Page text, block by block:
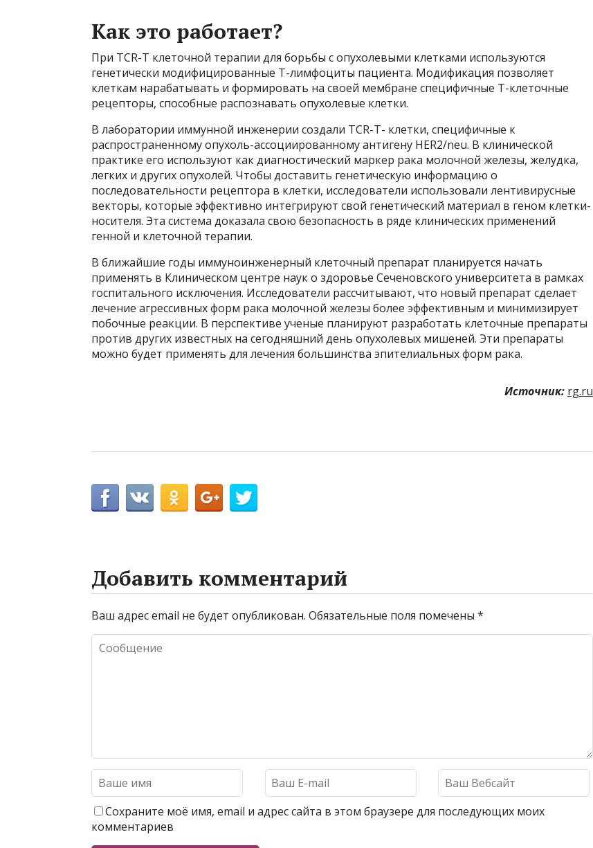
Как это работает?
При TCR-Т клеточной терапии для борьбы с опухолевыми клетками используются
генетически модифицированные Т-лимфоциты пациента. Модификация позволяет
клеткам нарабатывать и формировать на своей мембране специфичные Т-клеточные
рецепторы, способные распознавать опухолевые клетки.
В лаборатории иммунной инженерии создали TCR-Т- клетки, специфичные к
распространенному опухоль-ассоциированному антигену HER2/neu. В клинической
практике его используют как диагностический маркер рака молочной железы, желудка,
легких и других опухолей. Чтобы доставить генетическую информацию о
последовательности рецептора в клетки, исследователи использовали лентивирусные
векторы, которые эффективно интегрируют свой генетический материал в геном клетки-
носителя. Эта система доказала свою безопасность в ряде клинических применений
генной и клеточной терапии.
В ближайшие годы иммуноинженерный клеточный препарат планируется начать
применять в Клиническом центре наук о здоровье Сеченовского университета в рамках
госпитального исключения. Исследователи рассчитывают, что новый препарат сделает
лечение агрессивных форм рака молочной железы более эффективным и минимизирует
побочные реакции. В перспективе ученые планируют разработать клеточные препараты
против других известных на сегодняшний день опухолевых мишеней. Эти препараты
можно будет применять для лечения большинства эпителиальных форм рака.
Источник: rg.ru
Добавить комментарий
Ваш адрес email не будет опубликован. Обязательные поля помечены *
Сохраните моё имя, email и адрес сайта в этом браузере для последующих моих
комментариев